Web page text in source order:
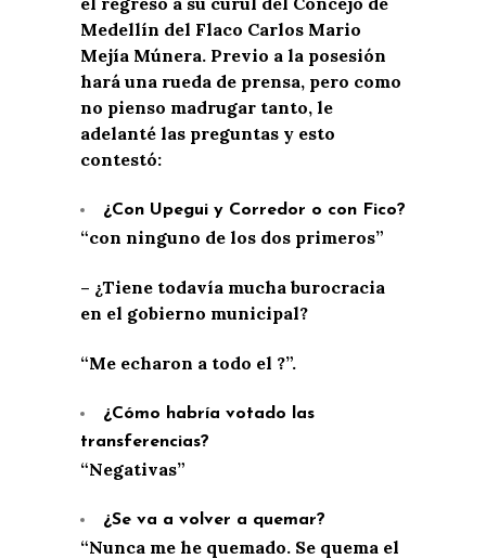
Medellín del Flaco Carlos Mario
Mejía Múnera. Previo a la posesión
hará una rueda de prensa, pero como
no pienso madrugar tanto, le
adelanté las preguntas y esto
contestó:
¿Con Upegui y Corredor o con Fico?
“con ninguno de los dos primeros”
– ¿Tiene todavía mucha burocracia
en el gobierno municipal?
“Me echaron a todo el ?”.
¿Cómo habría votado las
transferencias?
“Negativas”
¿Se va a volver a quemar?
“Nunca me he quemado. Se quema el